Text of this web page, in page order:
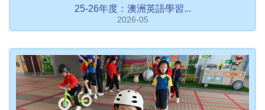
25-26年度：澳洲英語學習...
2026-05